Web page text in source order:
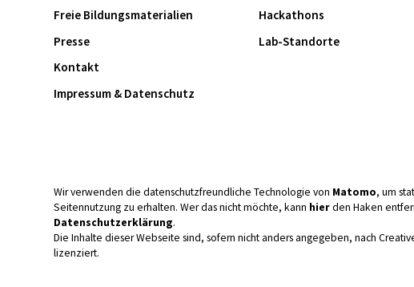
Freie Bildungsmaterialien
Presse
Kontakt
Impressum & Datenschutz
Hackathons
Lab-Standorte
Wir verwenden die datenschutzfreundliche Technologie von Matomo, um
Seitennutzung zu erhalten. Wer das nicht möchte, kann hierden Haken
Datenschutzerklärung.
Die Inhalte dieser Webseite sind, sofern nicht anders angegeben, nach
lizenziert.